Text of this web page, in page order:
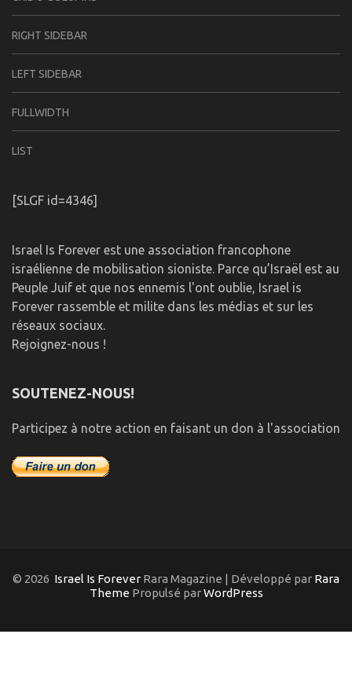
RIGHT SIDEBAR
LEFT SIDEBAR
FULLWIDTH
LIST
[SLGF id=4346]
Israel Is Forever est une association francophone
israélienne de mobilisation sioniste. Parce qu’Israël est au
Peuple Juif et que nos ennemis l'ont oublie, Israel is
Forever rassemble et milite dans les médias et sur les
réseaux sociaux.
Rejoignez-nous !
SOUTENEZ-NOUS!
Participez à notre action en faisant un don à l'association
© 2026 Israel Is Forever Rara Magazine | Développé par Rara
Theme Propulsé parWordPress